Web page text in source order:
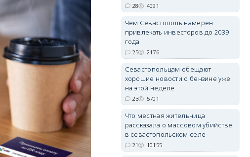
28 4091
Чем Севастополь намерен
привлекать инвесторов до 2039
года
25 2176
Севастопольцам обещают
хорошие новости о бензине уже
на этой неделе
23 5701
Что местная жительница
рассказала о массовом убийстве
в севастопольском селе
21 10155